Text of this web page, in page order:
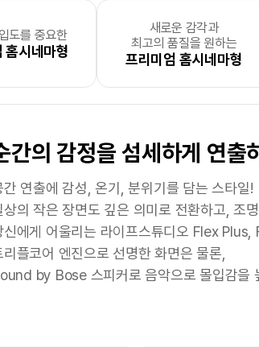
하고 싶은
트 기기형
맘껏 출력하고 싶은
PC 사용형
음껏 포토출력을 하고 싶은
생 여행을 위해 여권을 준비하는데 간단히 셀
교 숙제로 가족 사진을 당장 가져가야 하는
가 좋아하는 스타의 모습을 포토카드로 만들
양한 잉크 컬러 구성과 포토용 잉크를 사용
직원수 100명 이상의
중견기업 및 대기업
대량 출력이
인쇄소 및 출
서출력 위주의 소규모 사업
타트업 및 소규모 사업자의 경우 출력의 니즈
린터가 꼭 필요한 경우라면 넉넉한 잉크 용
속도, 높은 출력 품질, ADF, 대용량 급지함,
니다.
건 많고
인 분
사진, 필름, 그림과 같은
새로운 공간을 온전히
은 공간에서 간편하게 스캔
상 위 다양한 전자기기로 공간이 협소해도 OK!
소한 공간에서도 프린트물, 유인물을 손쉽게
손의 텍스트 향상, 색상 제거, 가장자리 보정
로 원하는 텍스트를 손쉽게 찾아볼 수 있습
세탁실, 더 실용적으로 세탁물을
구분하고 싶으신 분
잡한 주방, 바라보기만 해도
하시는 분
K200DA <곰돌이 푸> 네이머로 주방 공
여운 곰돌이 푸 캐릭터를 출력하여 냉장고
장고 속 반찬통을 구분하거나, 이유식의 만
도를 중요한
홈시네마형
새로운 감각과
최고의 품질을 원하는
프리미엄 홈시네마형
간의 감정을 섬세하게 연출
간 연출에 감성, 온기, 분위기를 담는 스타일!
상의 작은 장면도 깊은 의미로 전환하고, 조
신에게 어울리는 라이프스튜디오 Flex Plus,
리플코어 엔진으로 선명한 화면은 물론,
by Bose 스피커로 음악으로 몰입감을